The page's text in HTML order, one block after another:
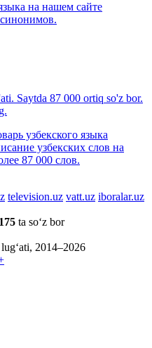
на нашем сайте
Saytda 87 000 ortiq so'z bor.
узбекского языка
узбекских слов на
87 000 слов.
television.uz vatt.uz iboralar.uz
ta so‘z bor
2014–2026